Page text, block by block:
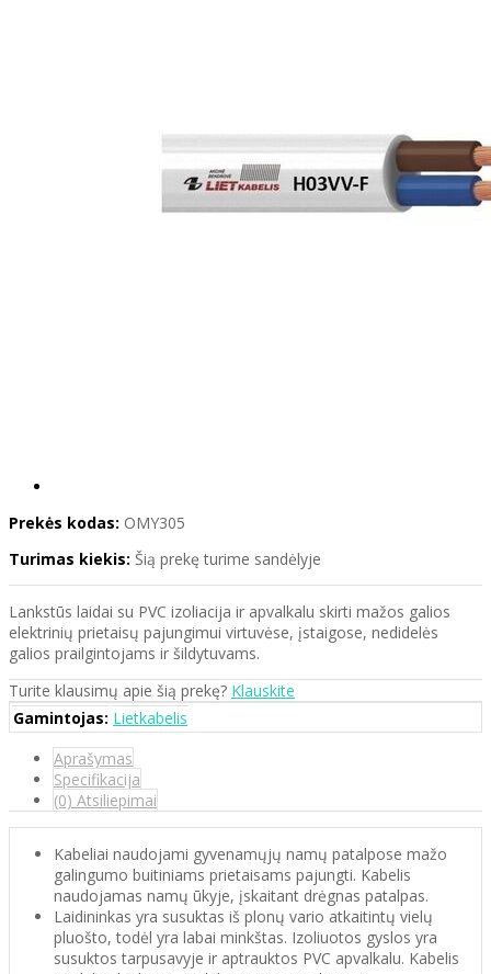
Prekės kodas: OMY305
Turimas kiekis: Šią prekę turime sandėlyje
Lankstūs laidai su PVC izoliacija ir apvalkalu skirti mažos galios
elektrinių prietaisų pajungimui virtuvėse, įstaigose, nedidelės
galios prailgintojams ir šildytuvams.
Turite klausimų apie šią prekę? Klauskite
Gamintojas: Lietkabelis
Aprašymas
Specifikacija
(0) Atsiliepimai
Kabeliai naudojami gyvenamųjų namų patalpose mažo
galingumo buitiniams prietaisams pajungti. Kabelis
naudojamas namų ūkyje, įskaitant drėgnas patalpas.
Laidininkas yra susuktas iš plonų vario atkaitintų vielų
pluošto, todėl yra labai minkštas. Izoliuotos gyslos yra
susuktos tarpusavyje ir aptrauktos PVC apvalkalu. Kabelis